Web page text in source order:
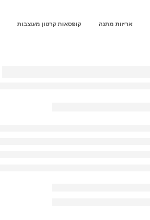
אריזות מתנה קופסאות קרטון מעוצבות